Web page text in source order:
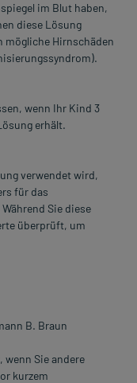
im Blut haben,
diese Lösung
mögliche Hirnschäden
wenn Ihr Kind 3
erhält.
verwendet wird,
für das
Sie diese
überprüft, um
B. Braun
wenn Sie andere
kurzem